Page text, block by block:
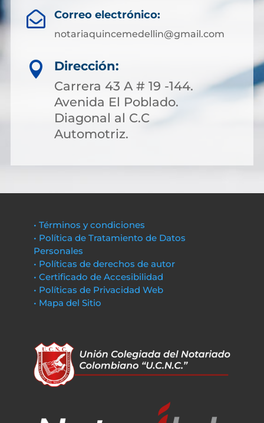
 Correo electrónico:
notariaquincemedellin@gmail.com

Dirección:
Carrera 43 A # 19 -144.
Avenida El Poblado.
Diagonal al C.C
Automotriz.
• Términos y condiciones
• Política de Tratamiento de Datos
Personales
• Políticas de derechos de autor
• Certificado de Accesibilidad
• Políticas de Privacidad Web
• Mapa del Sitio